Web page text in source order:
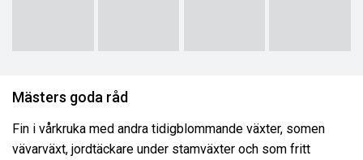
Mästers goda råd
Fin i vårkruka med andra tidigblommande växter, somen
vävarväxt, jordtäckare under stamväxter och som fritt